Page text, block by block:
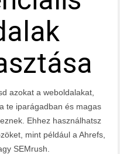
azokat a weboldalakat,
te iparágadban és magas
Ehhez használhatsz
mint például a Ahrefs,
SEMrush.